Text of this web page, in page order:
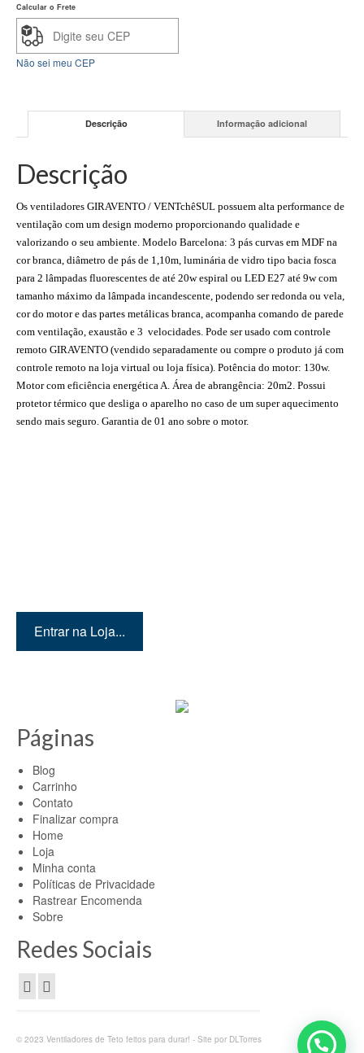
Calcular o Frete
Não sei meu CEP
Descrição Informação adicional
Descrição
Os ventiladores GIRAVENTO / VENTchêSUL possuem alta performance de
ventilação com um design moderno proporcionando qualidade e
valorizando o seu ambiente. Modelo Barcelona: 3 pás curvas em MDF na
cor branca, diâmetro de pás de 1,10m, luminária de vidro tipo bacia fosca
para 2 lâmpadas fluorescentes de até 20w espiral ou LED E27 até 9w com
tamanho máximo da lâmpada incandescente, podendo ser redonda ou vela,
cor do motor e das partes metálicas branca, acompanha comando de parede
com ventilação, exaustão e 3 velocidades. Pode ser usado com controle
remoto GIRAVENTO (vendido separadamente ou compre o produto já com
controle remoto na loja virtual ou loja física). Potência do motor: 130w.
Motor com eficiência energética A. Área de abrangência: 20m2. Possui
protetor térmico que desliga o aparelho no caso de um super aquecimento
sendo mais seguro. Garantia de 01 ano sobre o motor.
Entrar na Loja...
Páginas
Blog
Carrinho
Contato
Finalizar compra
Home
Loja
Minha conta
Políticas de Privacidade
Rastrear Encomenda
Sobre
Redes Sociais
© 2023 Ventiladores de Teto feitos para durar! - Site por DLTorres